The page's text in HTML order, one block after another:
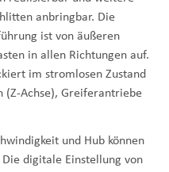
anbringbar. Die
ist von äußeren
in allen Richtungen auf.
im stromlosen Zustand
(Z-Achse), Greiferantriebe
und Hub können
digitale Einstellung von